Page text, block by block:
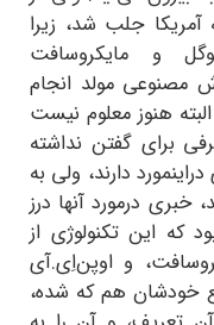
به آمریکا جلب شد، زیرا
و مایکروسافت
مصنوعی مولد انجام
هنوز معلوم نیست
برای گفتن نداشته
دارند، ولی به
خبری درمورد آنها درز
این تکنولوژی از
و اوپن‌اِی.آی
خودشان هم که شده،